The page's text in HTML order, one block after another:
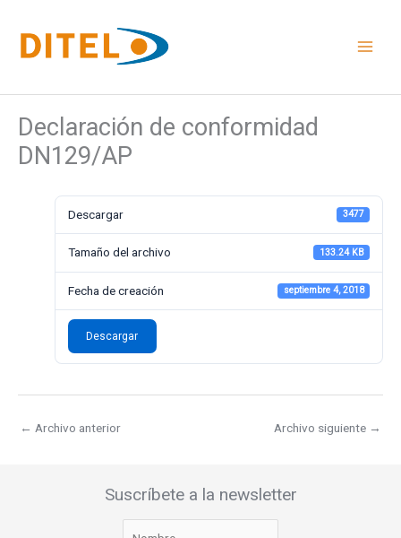
contenido
Declaración de conformidad
DN129/AP
Descargar 3477
Tamaño del archivo 133.24 KB
Fecha de creación septiembre 4, 2018
Descargar
← Archivo anterior Archivo siguiente →
Suscríbete a la newsletter